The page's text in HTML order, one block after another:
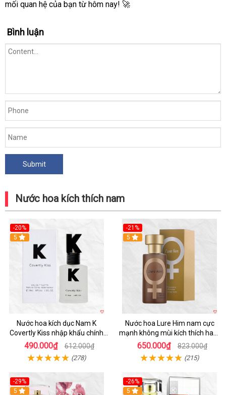
mối quan hệ của bạn từ hôm nay! 🚀
Bình luận
Nước hoa kích thích nam
-20%
5
Nước hoa kích dục Nam K
Covertly Kiss nhập khẩu chính
hãng thơm lâu
490.000₫ 612.000₫
(278)
-21%
5
Nước hoa Lure Him nam cực
mạnh không mùi kích thích ham
muốn
650.000₫ 823.000₫
(215)
-29%
5
-26%
5